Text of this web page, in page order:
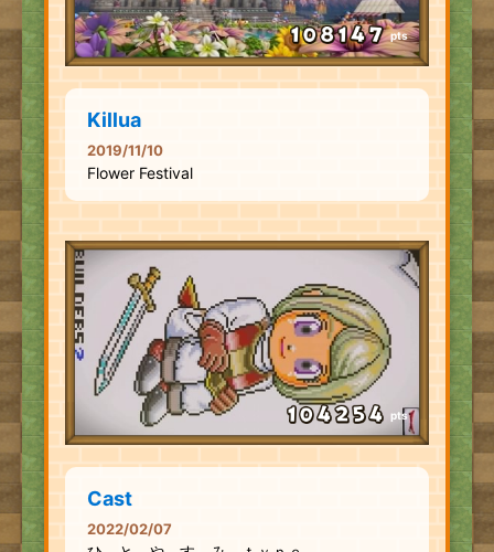
pts
Killua
2019/11/10
Flower Festival
pts
Cast
2022/02/07